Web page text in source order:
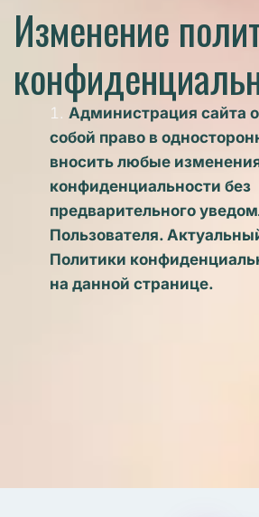
Изменение
Администрация сайта
собой право в
вносить любые
конфиденциальности без
предварительного
Пользователя.
Политики
на данной странице.